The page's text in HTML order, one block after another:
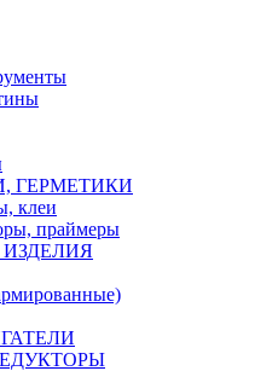
ГЕРМЕТИКИ
клеи
праймеры